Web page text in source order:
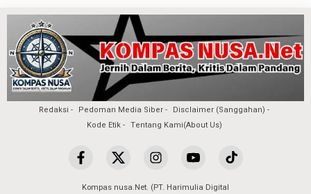
Redaksi Pedoman Media Siber
Disclaimer (Sanggahan)
Kode Etik
Tentang Kami(About Us)
Kompas nusa.Net. (PT. Harimulia Digital